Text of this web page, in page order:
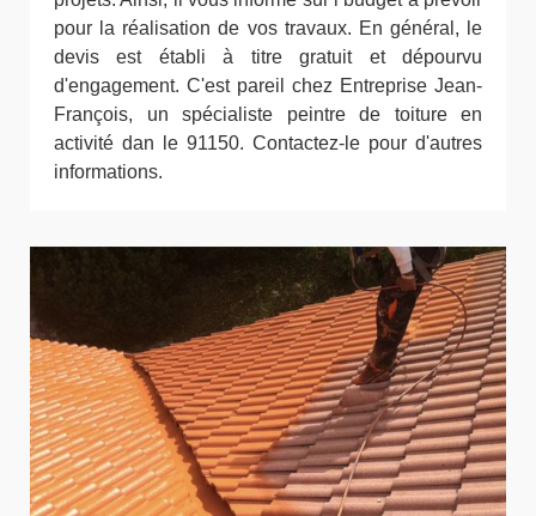
pour la réalisation de vos travaux. En général, le
devis est établi à titre gratuit et dépourvu
d'engagement. C'est pareil chez Entreprise Jean-
François, un spécialiste peintre de toiture en
activité dan le 91150. Contactez-le pour d'autres
informations.